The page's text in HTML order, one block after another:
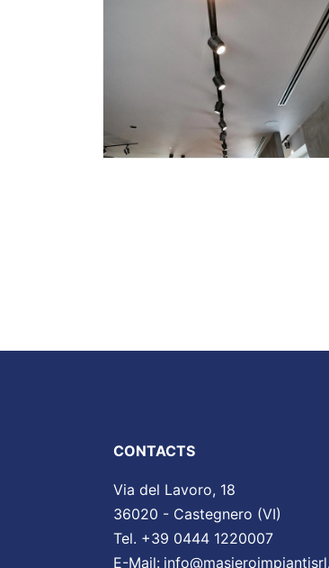
CONTACTS
Via del Lavoro, 18
36020 - Castegnero (VI)
Tel. +39 0444 1220007
E-Mail: